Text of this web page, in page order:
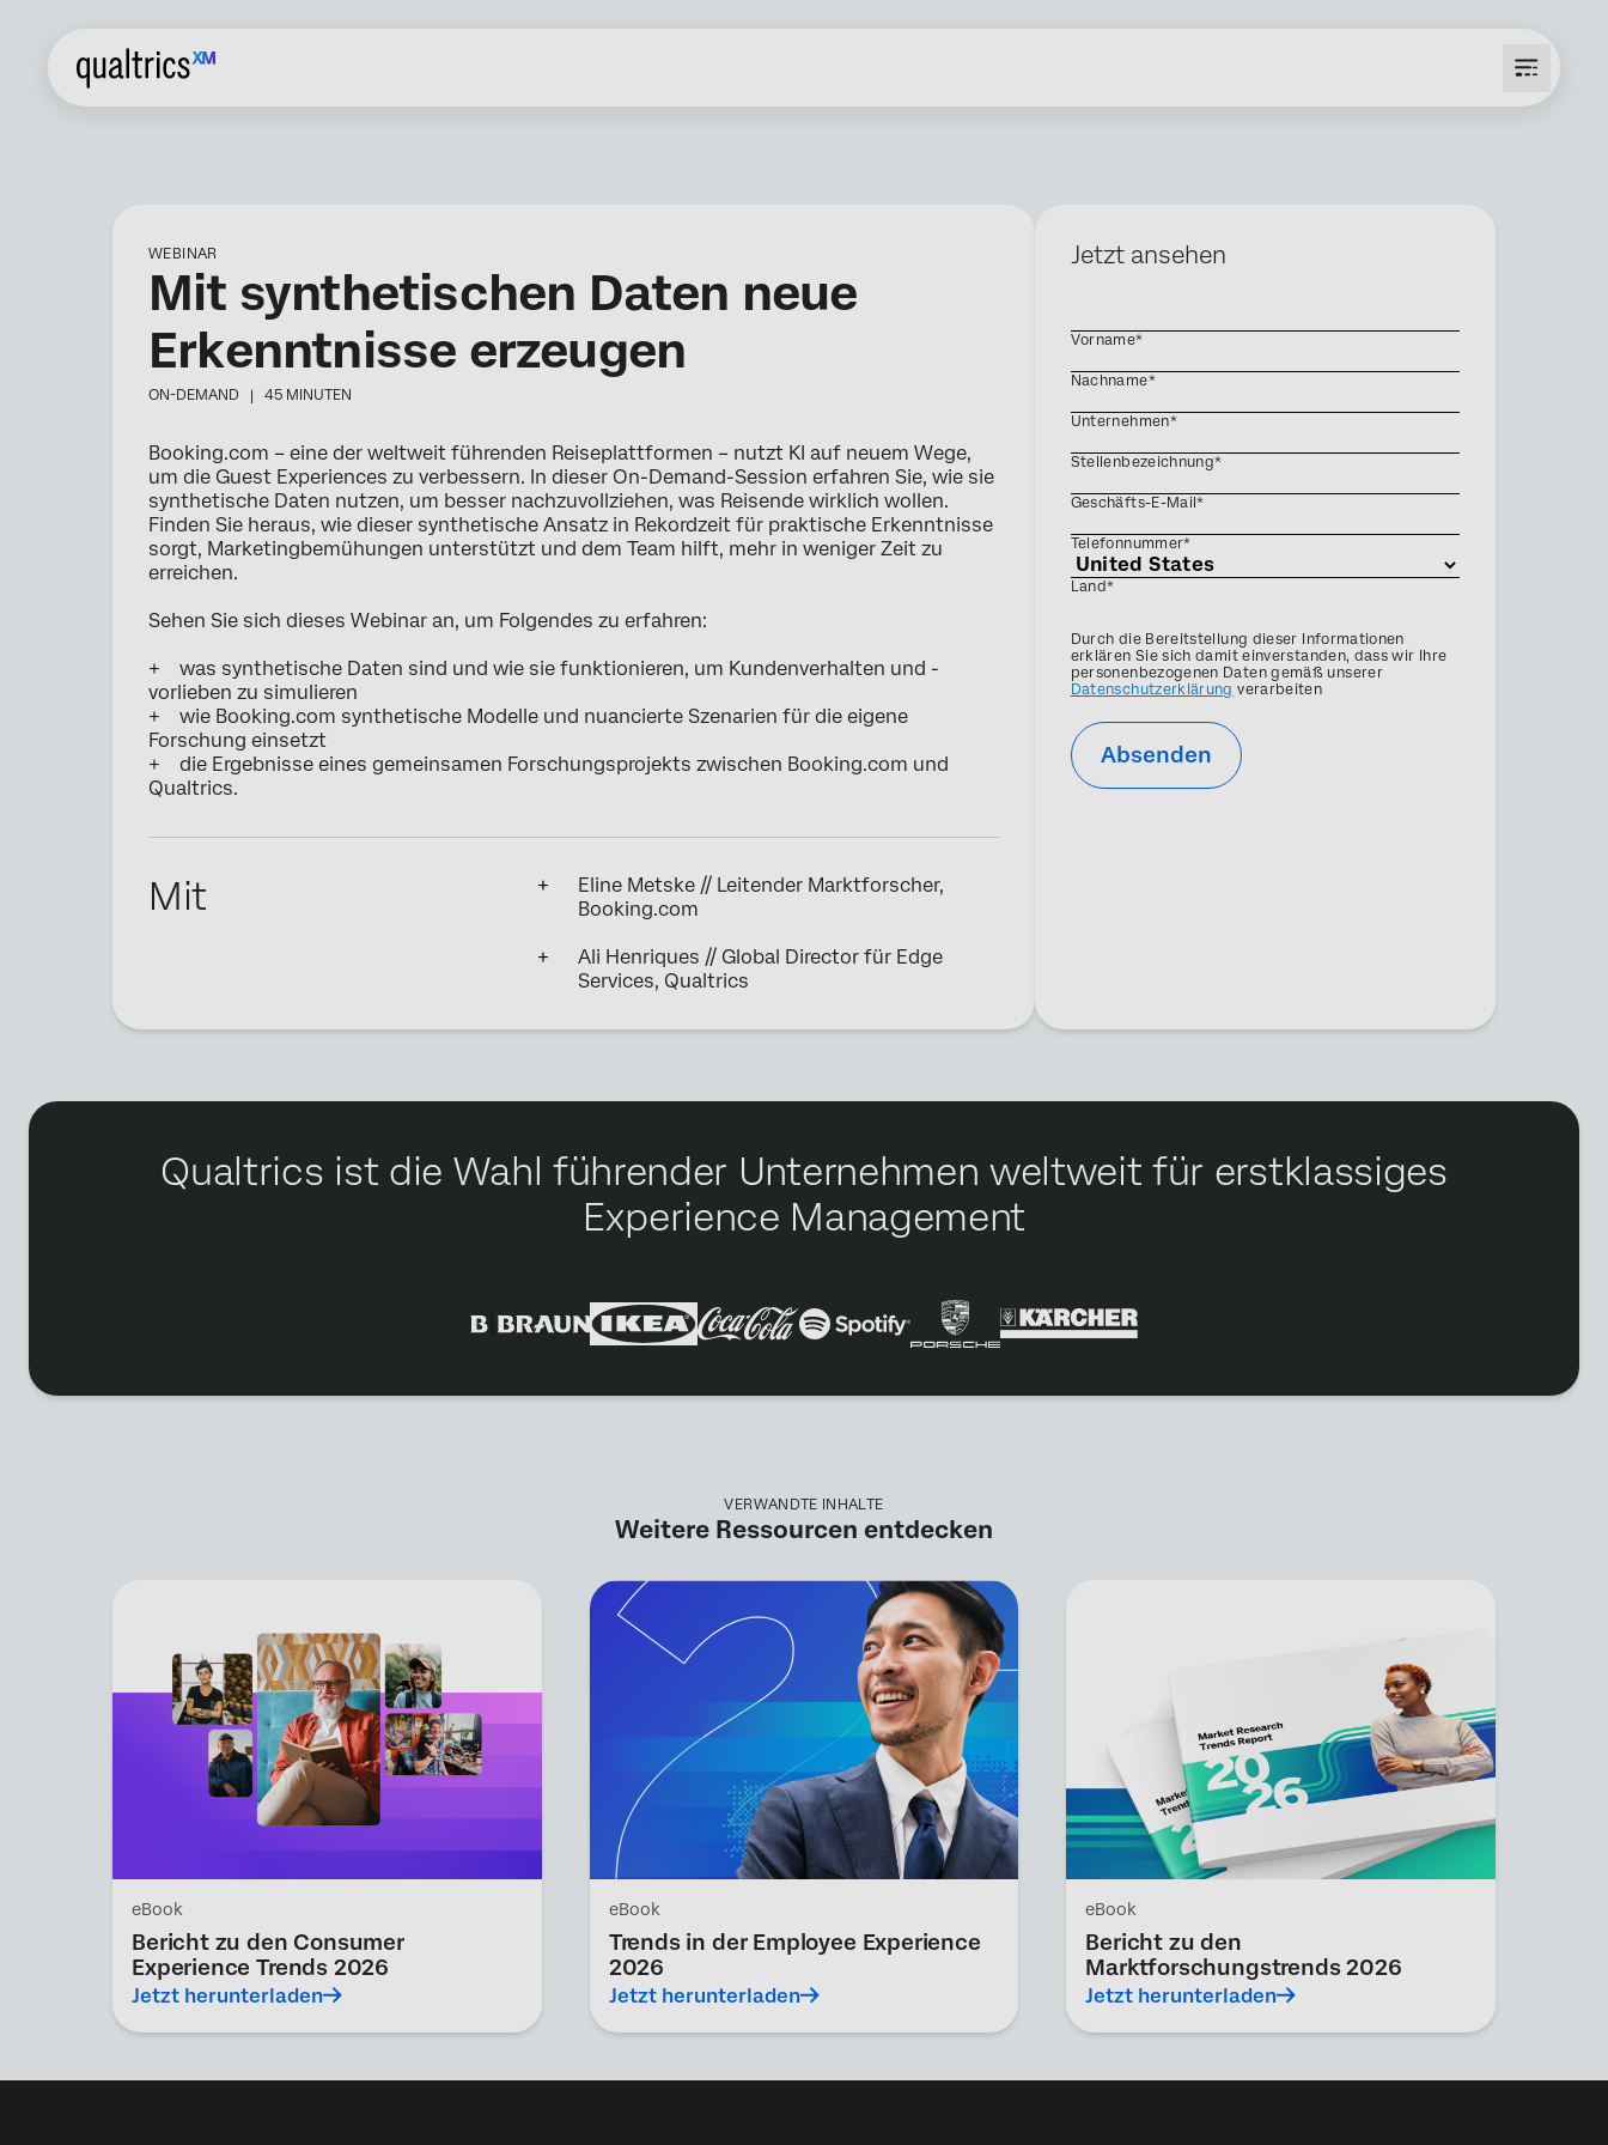
WEBINAR
Mit synthetischen Daten neue
Erkenntnisse erzeugen
ON-DEMAND |45 MINUTEN
Booking.com – eine der weltweit führenden Reiseplattformen – nutzt KI auf neuem Wege,
um die Guest Experiences zu verbessern. In dieser On-Demand-Session erfahren Sie, wie sie
synthetische Daten nutzen, um besser nachzuvollziehen, was Reisende wirklich wollen.
Finden Sie heraus, wie dieser synthetische Ansatz in Rekordzeit für praktische Erkenntnisse
sorgt, Marketingbemühungen unterstützt und dem Team hilft, mehr in weniger Zeit zu
erreichen.
Sehen Sie sich dieses Webinar an, um Folgendes zu erfahren:
+ was synthetische Daten sind und wie sie funktionieren, um Kundenverhalten und -
vorlieben zu simulieren
+ wie Booking.com synthetische Modelle und nuancierte Szenarien für die eigene
Forschung einsetzt
+ die Ergebnisse eines gemeinsamen Forschungsprojekts zwischen Booking.com und
Qualtrics.
Mit
Eline Metske // Leitender Marktforscher,
Booking.com
Ali Henriques // Global Director für Edge
Services, Qualtrics
Jetzt ansehen
Vorname*
Nachname*
Unternehmen*
Stellenbezeichnung*
Geschäfts-E-Mail*
Telefonnummer*
Land*
Privacy
Optin
Durch die Bereitstellung dieser Informationen
erklären Sie sich damit einverstanden, dass wir Ihre
personenbezogenen Daten gemäß unserer
Datenschutzerklärung verarbeiten
Absenden
Qualtrics ist die Wahl führender Unternehmen weltweit für erstklassiges
Experience Management
VERWANDTE INHALTE
Weitere Ressourcen entdecken
eBook
Bericht zu den Consumer
Experience Trends 2026
Jetzt herunterladen
eBook
Trends in der Employee Experience
2026
Jetzt herunterladen
eBook
Bericht zu den
Marktforschungstrends 2026
Jetzt herunterladen